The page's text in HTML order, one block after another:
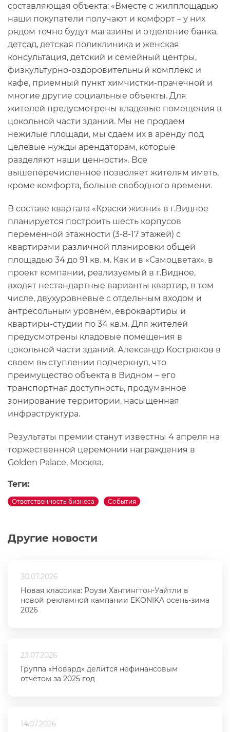
Другие новости
30.07.2026
Новая классика: Роузи Хантингтон-Уайтли в
новой рекламной кампании EKONIKA осень-зима
2026
23.07.2026
Группа «Новард» делится нефинансовым
отчётом за 2025 год
14.07.2026
составляющая объекта: «Вместе с жилплощадью
наши покупатели получают и комфорт – у них
рядом точно будут магазины и отделение банка,
детсад, детская поликлиника и женская
консультация, детский и семейный центры,
физкультурно-оздоровительный комплекс и
кафе, приемный пункт химчистки-прачечной и
многие другие социальные объекты. Для
жителей предусмотрены кладовые помещения в
цокольной части зданий. Мы не продаем
нежилые площади, мы сдаем их в аренду под
целевые нужды арендаторам, которые
разделяют наши ценности». Все
вышеперечисленное позволяет жителям иметь,
кроме комфорта, больше свободного времени.
В составе квартала «Краски жизни» в г.Видное
планируется построить шесть корпусов
переменной этажности (3-8-17 этажей) с
квартирами различной планировки общей
площадью 34 до 91 кв. м. Как и в «Самоцветах», в
проект компании, реализуемый в г.Видное,
входят нестандартные варианты квартир, в том
числе, двухуровневые с отдельным входом и
антресольным уровнем, евроквартиры и
квартиры-студии по 34 кв.м. Для жителей
предусмотрены кладовые помещения в
цокольной части зданий. Александр Кострюков в
своем выступлении подчеркнул, что
преимущество объекта в Видном – его
транспортная доступность, продуманное
зонирование территории, насыщенная
инфраструктура.
Результаты премии станут известны 4 апреля на
торжественной церемонии награждения в
Golden Palace, Москва.
Теги:
Ответственность бизнеса События